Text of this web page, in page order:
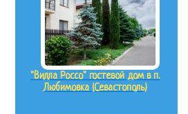
"Вилла Россо" гостевой дом в п.
Любимовка (Севастополь)